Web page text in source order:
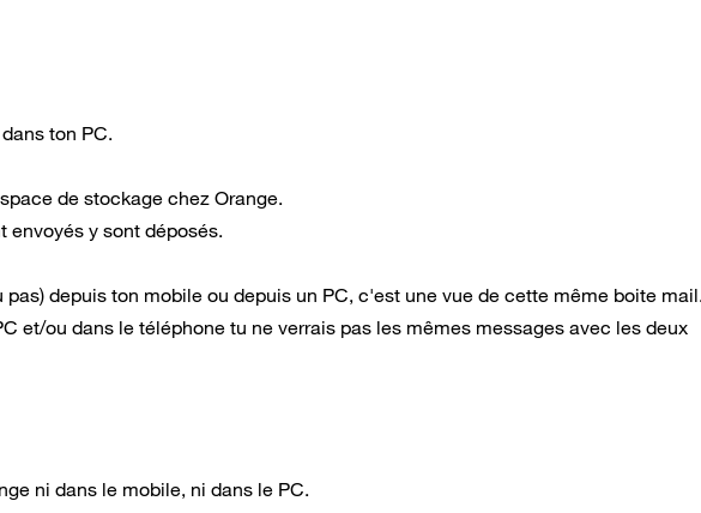
ton PC.
de stockage chez Orange.
envoyés y sont déposés.
depuis ton mobile ou depuis un PC, c'est une vue de cette même boite mail.
et/ou dans le téléphone tu ne verrais pas les mêmes messages avec les deux
ni dans le mobile, ni dans le PC.